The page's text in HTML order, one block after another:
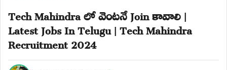
Tech Mahindra లో వెంటనే Join కావాలి |
Latest Jobs In Telugu | Tech Mahindra
Recruitment 2024